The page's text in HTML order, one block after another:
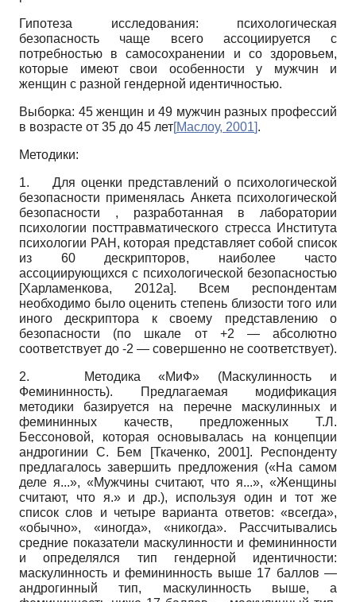
Гипотеза исследования: психологическая
безопасность чаще всего ассоциируется с
потребностью в самосохранении и со здоровьем,
которые имеют свои особенности у мужчин и
женщин с разной гендерной идентичностью.
Выборка: 45 женщин и 49 мужчин разных профессий
в возрасте от 35 до 45 лет[Маслоу, 2001].
Методики:
1. Для оценки представлений о психологической
безопасности применялась Анкета психологической
безопасности , разработанная в лаборатории
психологии посттравматического стресса Института
психологии РАН, которая представляет собой список
из 60 дескрипторов, наиболее часто
ассоциирующихся с психологической безопасностью
[Харламенкова, 2012а]. Всем респондентам
необходимо было оценить степень близости того или
иного дескриптора к своему представлению о
безопасности (по шкале от +2 — абсолютно
соответствует до -2 — совершенно не соответствует).
2. Методика «МиФ» (Маскулин­ность и
Фемининность). Предлагаемая модификация
методики базируется на перечне маскулинных и
фемининных качеств, предложенных Т.Л.
Бессоновой, которая основывалась на концепции
ан­дрогинии С. Бем
[Ткаченко, 2001]. Респонденту
предлагалось завершить предложения («На самом
деле я...», «Мужчины считают, что я...», «Женщины
считают, что я.» и др.), используя один и тот же
список слов и четыре варианта ответов: «всегда»,
«обычно», «иногда», «никогда». Рассчитывались
средние показатели маскулин­ности и фемининности
и определялся тип гендерной идентичности:
маскулин­ность и фемининность выше 17 баллов —
андрогинный тип, маскулинность выше, а